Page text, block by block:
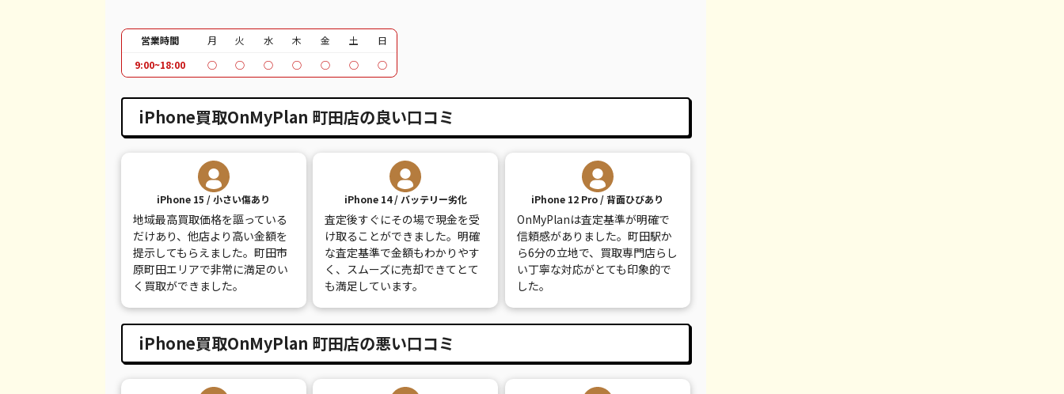
iPhone 11 Pro Max
iPhone XR
iPhone XS
iPhone 8 Plus
iPhone 8
iPhone 7
iPhone 7 Plus
¥25,000
¥9,000
¥13,000
¥12,000
¥8,000
¥100
¥39,600
¥18,100
¥20,600
¥30,100
¥9,100
¥7,800
¥12,100
¥15,000
¥13,000
¥8,000
¥12,000
¥14,000
¥8,500
¥5,000
¥13,000
¥8,500
¥12,000
営業時間 月 火 水 木 金 土
日
9:00~18:00
○ ○ ○ ○ ○ ○ ○
iPhone買取OnMyPlan 町田店の良い口コミ
iPhone 15 / 小さい傷あり
地域最高買取価格を謳っている
だけあり、他店より高い金額を
提示してもらえました。町田市
原町田エリアで非常に満足のい
く買取ができました。
iPhone 14 / バッテリー劣化
査定後すぐにその場で現金を受
け取ることができました。明確
な査定基準で金額もわかりやす
く、スムーズに売却できてとて
も満足しています。
iPhone 12 Pro / 背面ひびあり
OnMyPlanは査定基準が明確で
信頼感がありました。町田駅か
ら6分の立地で、買取専門店らし
い丁寧な対応がとても印象的で
した。
iPhone買取OnMyPlan 町田店の悪い口コミ